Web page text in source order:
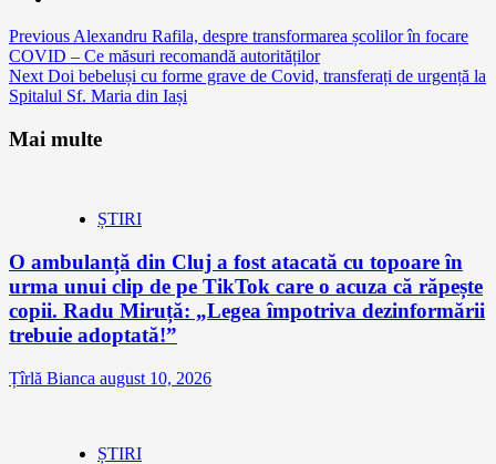
Continue
Reading
Previous Alexandru Rafila, despre transformarea școlilor în focare
COVID – Ce măsuri recomandă autorităților
Next Doi bebeluși cu forme grave de Covid, transferați de urgență la
Spitalul Sf. Maria din Iași
Mai multe
ȘTIRI
O ambulanță din Cluj a fost atacată cu topoare în
urma unui clip de pe TikTok care o acuza că răpește
copii. Radu Miruță: „Legea împotriva dezinformării
trebuie adoptată!”
Țîrlă Bianca august 10, 2026
ȘTIRI